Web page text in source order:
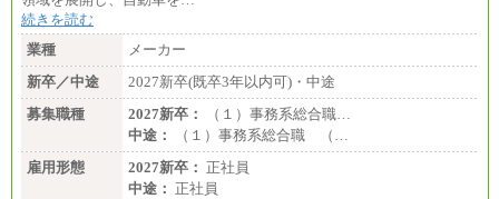
続きを読む
業種
メーカー
新卒／中途
2027新卒(既卒3年以内可)・中途
募集職種
2027新卒：
（１）事務系総合職…
中途：
（１）事務系総合職 （…
雇用形態
2027新卒： 正社員
中途： 正社員